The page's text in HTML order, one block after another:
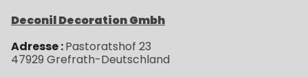
Deconil Decoration Gmbh
Adresse :Pastoratshof 23
47929 Grefrath-Deutschland